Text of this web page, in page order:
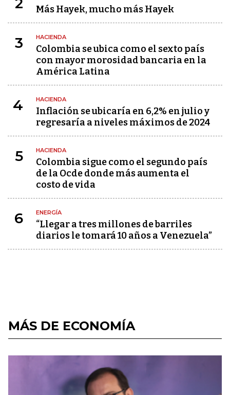
Más Hayek, mucho más Hayek
3 HACIENDA
Colombia se ubica como el sexto país
con mayor morosidad bancaria en la
América Latina
4 HACIENDA
Inflación se ubicaría en 6,2% en julio y
regresaría a niveles máximos de 2024
5 HACIENDA
Colombia sigue como el segundo país
de la Ocde donde más aumenta el
costo de vida
6 ENERGÍA
“Llegar a tres millones de barriles
diarios le tomará 10 años a Venezuela”
MÁS DE ECONOMÍA